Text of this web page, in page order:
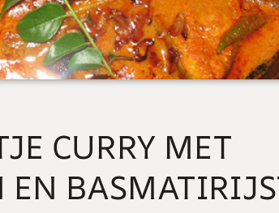
CURRY MET
EN